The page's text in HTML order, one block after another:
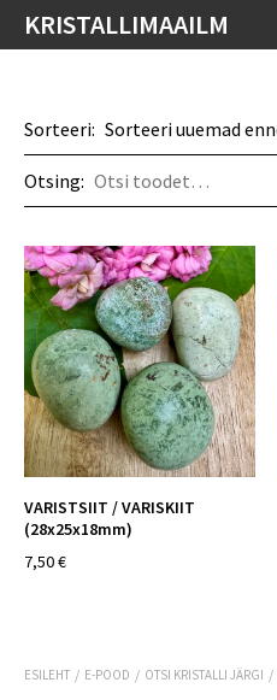
KRISTALLIMAAILM
Sorteeri:
Otsing:
VARISTSIIT / VARISKIIT
(28x25x18mm)
7,50 €
ESILEHT / E-POOD / OTSI KRISTALLI JÄRGI /